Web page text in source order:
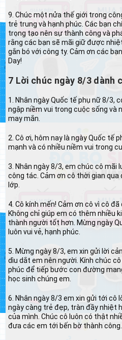
9. Chúc một nửa thế giới trong
trẻ trung và hạnh phúc. Các bạn
trọng tạo nên sự thành công và
rằng các bạn sẽ mãi giữ được
gắn bó với công ty. Cảm ơn các
Day!
7 Lời chúc ngày 8/3 dành
1. Nhân ngày Quốc tế phụ nữ 8/3,
ngập niềm vui trong cuộc sống và
may mắn.
2. Cô ơi, hôm nay là ngày Quốc tế
mạnh và có nhiều niềm vui trong
3. Nhân ngày 8/3, em chúc cô
công tác. Cảm ơn cô thời gian qua
lớp.
4. Cô kính mến! Cảm ơn cô vì cô
Không chỉ giúp em có thêm nhiều
thành người tốt hơn. Mừng ngày
luôn vui vẻ, hạnh phúc.
5. Mừng ngày 8/3, em xin gửi lời
dìu dắt em nên người. Kính chúc
phúc để tiếp bước con đường
học sinh chúng em.
6. Nhân ngày 8/3 em xin gửi tới cô
ngày càng trẻ đẹp, tràn đầy nhiệt
của mình. Chúc cô luôn có thật
đưa các em tới bến bờ thành công.